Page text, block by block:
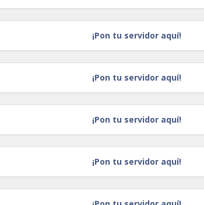
¡Pon tu servidor aquí!
¡Pon tu servidor aquí!
¡Pon tu servidor aquí!
¡Pon tu servidor aquí!